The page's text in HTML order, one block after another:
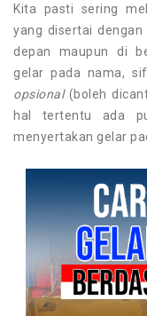
Kita pasti sering
yang disertai
depan maupun di
gelar pada nama,
opsional(boleh
hal tertentu ada
menyertakan gelar